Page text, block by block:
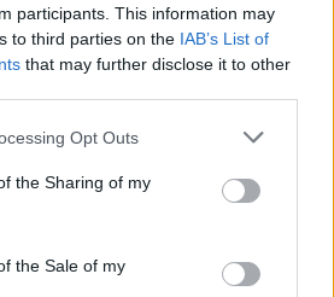
participants. This information may
to third parties on the IAB’s List of
that may further disclose it to other
Opt Outs
the Sharing of my
the Sale of my
διευθυντής της
ανέλαβε για ένα μικρό
υπηρεσιακού προπονητή, το